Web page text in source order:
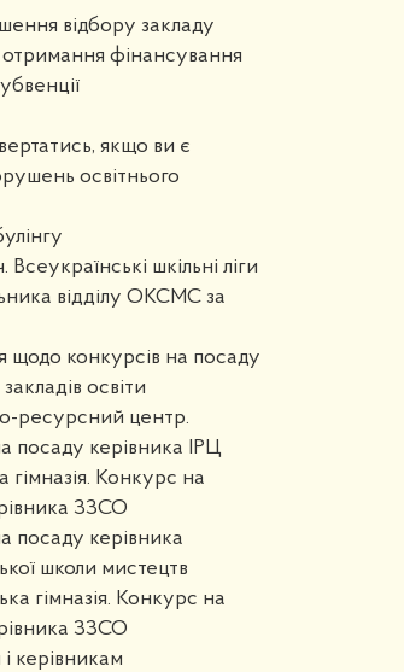
відбору закладу
отримання фінансування
якщо ви є
освітнього
Всеукраїнські шкільні ліги
відділу ОКСМС за
щодо конкурсів на посаду
освіти
ресурсний центр.
посаду керівника ІРЦ
гімназія. Конкурс на
ЗЗСО
посаду керівника
школи мистецтв
гімназія. Конкурс на
ЗЗСО
керівникам